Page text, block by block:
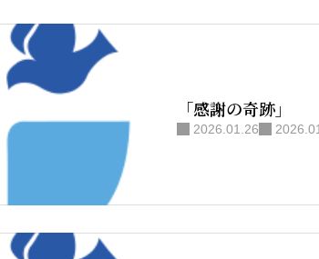
「感謝の奇跡」
2026.01.26